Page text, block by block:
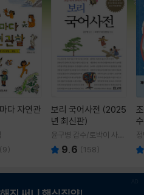
다 자연관
(9)
보리 국어사전 (2025
년 최신판)
윤구병 감수/토박이 사전
편찬실 편
9.6 (158)